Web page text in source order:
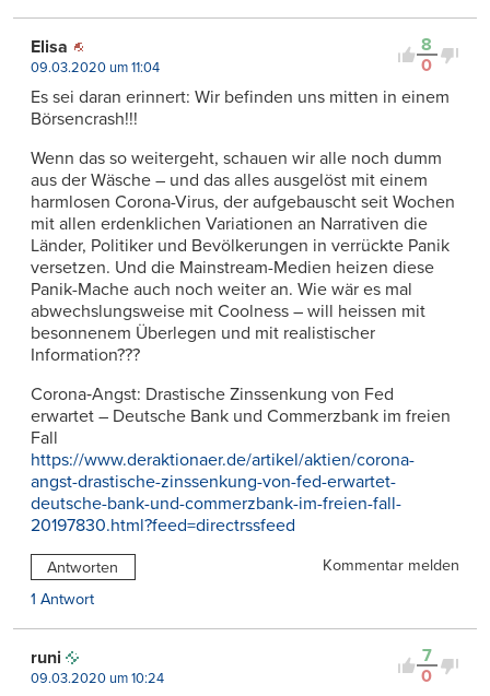
8
0
Elisa
09.03.2020 um 11:04
Es sei daran erinnert: Wir befinden uns mitten in einem
Börsencrash!!!
Wenn das so weitergeht, schauen wir alle noch dumm
aus der Wäsche – und das alles ausgelöst mit einem
harmlosen Corona-Virus, der aufgebauscht seit Wochen
mit allen erdenklichen Variationen an Narrativen die
Länder, Politiker und Bevölkerungen in verrückte Panik
versetzen. Und die Mainstream-Medien heizen diese
Panik-Mache auch noch weiter an. Wie wär es mal
abwechslungsweise mit Coolness – will heissen mit
besonnenem Überlegen und mit realistischer
Information???
Corona‑Angst: Drastische Zinssenkung von Fed
erwartet – Deutsche Bank und Commerzbank im freien
Fall
https://www.deraktionaer.de/artikel/aktien/corona-
angst-drastische-zinssenkung-von-fed-erwartet-
deutsche-bank-und-commerzbank-im-freien-fall-
20197830.html?feed=directrssfeed
Antworten
Kommentar melden
1 Antwort
7
0
runi
09.03.2020 um 10:24